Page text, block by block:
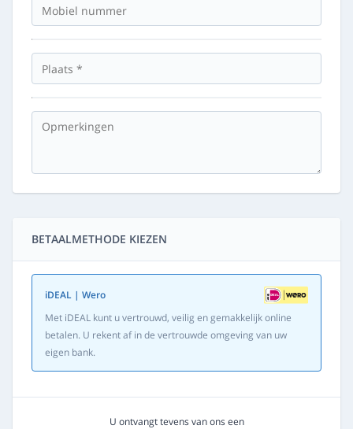
BETAALMETHODE KIEZEN
iDEAL | Wero
Met iDEAL kunt u vertrouwd, veilig en gemakkelijk online
betalen. U rekent af in de vertrouwde omgeving van uw
eigen bank.
U ontvangt tevens van ons een